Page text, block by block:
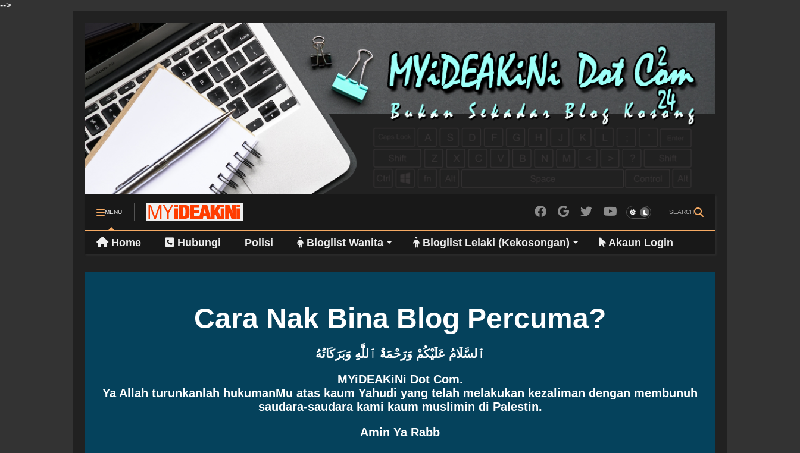
-->
MENU SEARCH
Home Hubungi Polisi Bloglist Wanita Bloglist Lelaki (Kekosongan) Akaun Login
Cara Nak Bina Blog Percuma?
ٱلسَّلَامُ عَلَيْكُمْ وَرَحْمَةُ ٱللَّٰهِ وَبَرَكَاتُهُ
MYiDEAKiNi Dot Com.
Ya Allah turunkanlah hukumanMu atas kaum Yahudi yang telah melakukan kezaliman dengan membunuh
saudara-saudara kami kaum muslimin di Palestin.
Amin Ya Rabb